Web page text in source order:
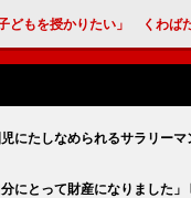
たい」 くわばたも「いい旦那さんに出会った」と祝
にたしなめられるサラリー
にとって財産になりました